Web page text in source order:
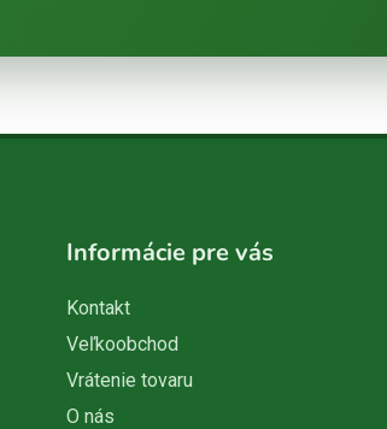
Informácie pre vás
Kontakt
Veľkoobchod
Vrátenie tovaru
O nás